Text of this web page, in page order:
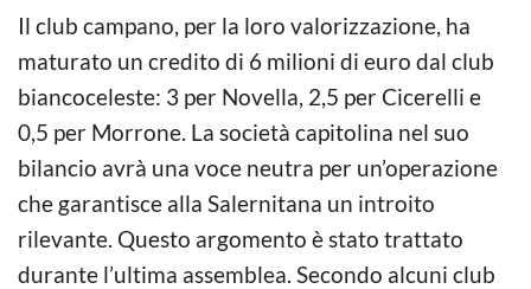
Il club campano, per la loro valorizzazione, ha
maturato un credito di 6 milioni di euro dal club
biancoceleste: 3 per Novella, 2,5 per Cicerelli e
0,5 per Morrone. La società capitolina nel suo
bilancio avrà una voce neutra per un’operazione
che garantisce alla Salernitana un introito
rilevante. Questo argomento è stato trattato
durante l’ultima assemblea. Secondo alcuni club